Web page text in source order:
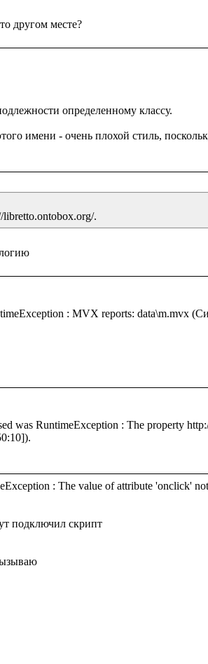
определенному классу.
имени - очень плохой стиль,
: The value of attribute 'onclick'
подключил скрипт